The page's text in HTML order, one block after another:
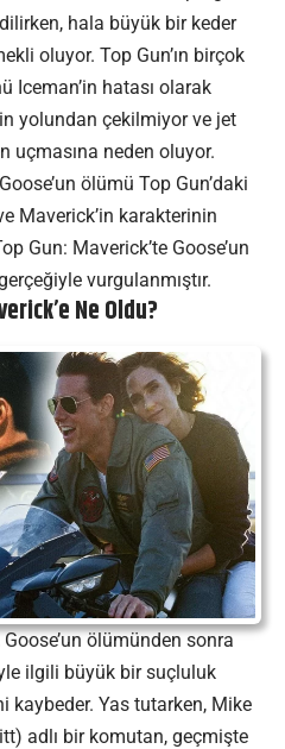
hala büyük bir keder
oluyor. Top Gun’ın birçok
Iceman’in hatası olarak
yolundan çekilmiyor ve jet
uçmasına neden oluyor.
ölümü Top Gun’daki
Maverick’in karakterinin
Gun: Maverick’te Goose’un
vurgulanmıştır.
Ne Oldu?
Goose’un ölümünden sonra
ilgili büyük bir suçluluk
kaybeder. Yas tutarken, Mike
adlı bir komutan, geçmişte